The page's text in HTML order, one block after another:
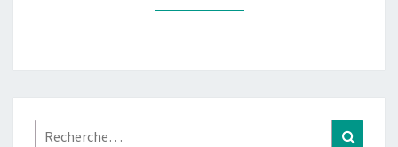
Rechercher :